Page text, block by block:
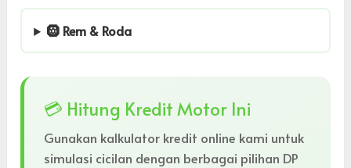
🛞 Rem & Roda
💳 Hitung Kredit Motor Ini
Gunakan kalkulator kredit online kami untuk
simulasi cicilan dengan berbagai pilihan DP